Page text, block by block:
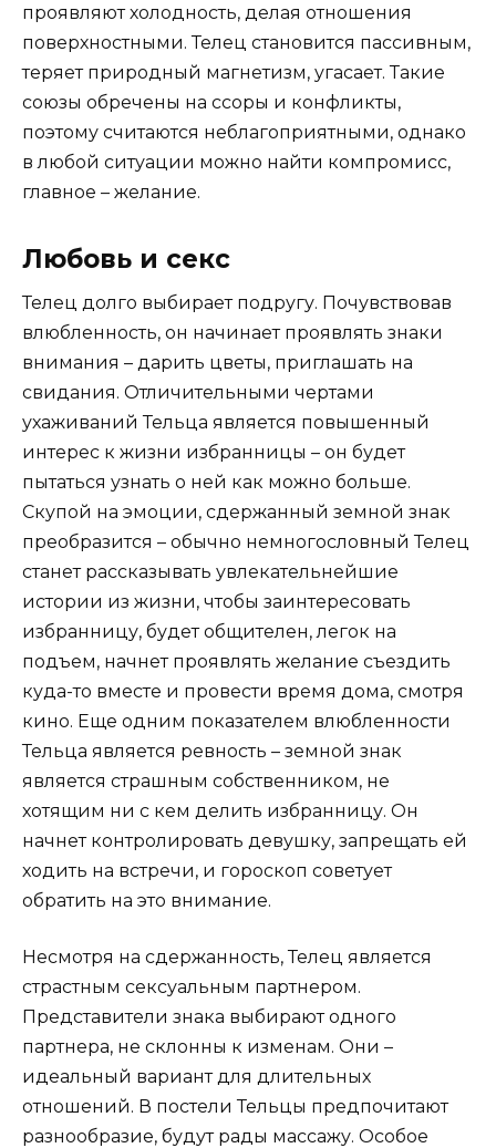
проявляют холодность, делая отношения
поверхностными. Телец становится пассивным,
теряет природный магнетизм, угасает. Такие
союзы обречены на ссоры и конфликты,
поэтому считаются неблагоприятными, однако
в любой ситуации можно найти компромисс,
главное – желание.
Любовь и секс
Телец долго выбирает подругу. Почувствовав
влюбленность, он начинает проявлять знаки
внимания – дарить цветы, приглашать на
свидания. Отличительными чертами
ухаживаний Тельца является повышенный
интерес к жизни избранницы – он будет
пытаться узнать о ней как можно больше.
Скупой на эмоции, сдержанный земной знак
преобразится – обычно немногословный Телец
станет рассказывать увлекательнейшие
истории из жизни, чтобы заинтересовать
избранницу, будет общителен, легок на
подъем, начнет проявлять желание съездить
куда-то вместе и провести время дома, смотря
кино. Еще одним показателем влюбленности
Тельца является ревность – земной знак
является страшным собственником, не
хотящим ни с кем делить избранницу. Он
начнет контролировать девушку, запрещать ей
ходить на встречи, и гороскоп советует
обратить на это внимание.
Несмотря на сдержанность, Телец является
страстным сексуальным партнером.
Представители знака выбирают одного
партнера, не склонны к изменам. Они –
идеальный вариант для длительных
отношений. В постели Тельцы предпочитают
разнообразие, будут рады массажу. Особое